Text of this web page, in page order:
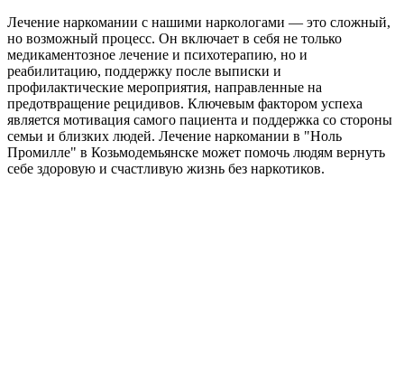
Лечение наркомании с нашими наркологами — это сложный,
но возможный процесс. Он включает в себя не только
медикаментозное лечение и психотерапию, но и
реабилитацию, поддержку после выписки и
профилактические мероприятия, направленные на
предотвращение рецидивов. Ключевым фактором успеха
является мотивация самого пациента и поддержка со стороны
семьи и близких людей. Лечение наркомании в "Ноль
Промилле" в Козьмодемьянске может помочь людям вернуть
себе здоровую и счастливую жизнь без наркотиков.